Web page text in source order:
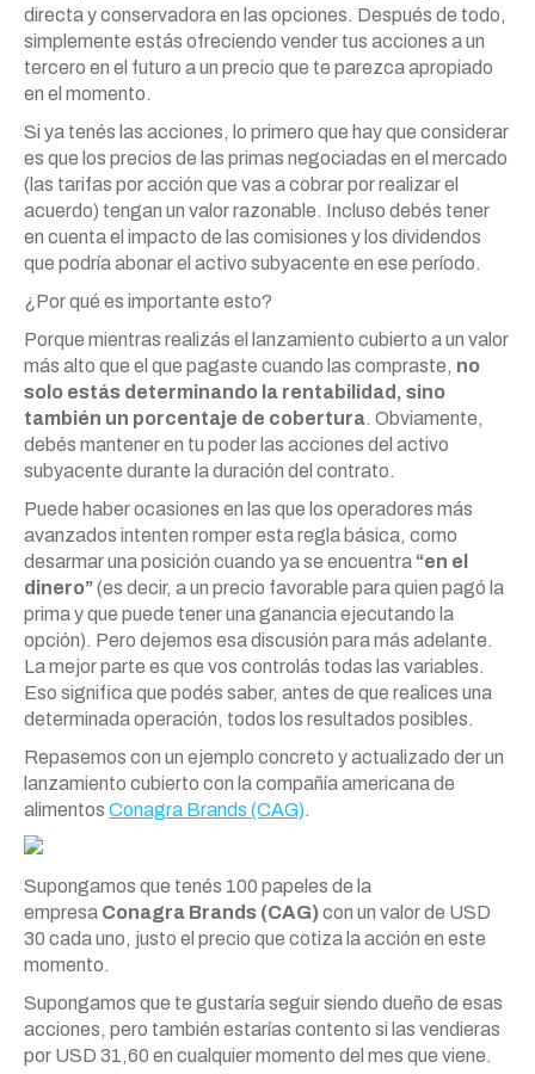
directa y conservadora en las opciones. Después de todo,
simplemente estás ofreciendo vender tus acciones a un
tercero en el futuro a un precio que te parezca apropiado
en el momento.
Si ya tenés las acciones, lo primero que hay que considerar
es que los precios de las primas negociadas en el mercado
(las tarifas por acción que vas a cobrar por realizar el
acuerdo) tengan un valor razonable. Incluso debés tener
en cuenta el impacto de las comisiones y los dividendos
que podría abonar el activo subyacente en ese período.
¿Por qué es importante esto?
Porque mientras realizás el lanzamiento cubierto a un valor
más alto que el que pagaste cuando las compraste, no
solo estás determinando la rentabilidad, sino
también un porcentaje de cobertura. Obviamente,
debés mantener en tu poder las acciones del activo
subyacente durante la duración del contrato.
Puede haber ocasiones en las que los operadores más
avanzados intenten romper esta regla básica, como
desarmar una posición cuando ya se encuentra “en el
dinero”(es decir, a un precio favorable para quien pagó la
prima y que puede tener una ganancia ejecutando la
opción). Pero dejemos esa discusión para más adelante.
La mejor parte es que vos controlás todas las variables.
Eso significa que podés saber, antes de que realices una
determinada operación, todos los resultados posibles.
Repasemos con un ejemplo concreto y actualizado der un
lanzamiento cubierto con la compañía americana de
alimentos Conagra Brands (CAG).
Supongamos que tenés 100 papeles de la
empresa Conagra Brands (CAG)con un valor de USD
30 cada uno, justo el precio que cotiza la acción en este
momento.
Supongamos que te gustaría seguir siendo dueño de esas
acciones, pero también estarías contento si las vendieras
por USD 31,60 en cualquier momento del mes que viene.